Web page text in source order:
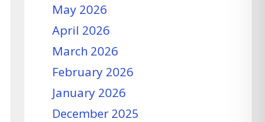
May 2026
April 2026
March 2026
February 2026
January 2026
December 2025